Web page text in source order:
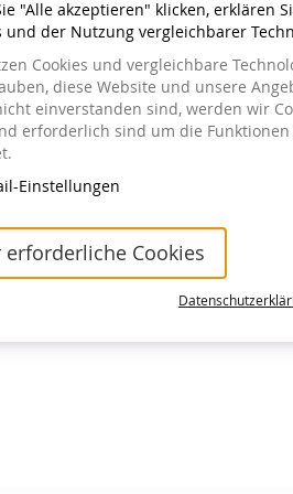
im Museum erhältlich.
"Alle akzeptieren" klicken, erklären
und der Nutzung vergleichbarer
Cookies und vergleichbare
diese Website und unsere
einverstanden sind, werden wir
erforderlich sind um die
Einstellungen
erforderliche Cookies